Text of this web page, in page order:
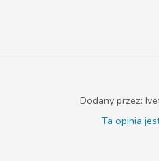
Dodany przez:
Ta opinia